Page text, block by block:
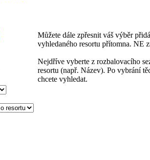
Můžete dále zpřesnit váš výběr
vyhledaného resortu přítomna. NE
Nejdříve vyberte z rozbalovacího
resortu (např. Název). Po vybrání
chcete vyhledat.